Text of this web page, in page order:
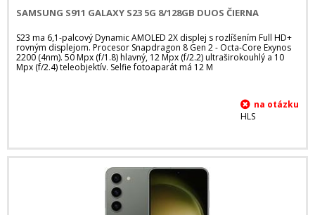
SAMSUNG S911 GALAXY S23 5G 8/128GB DUOS ČIERNA
S23 ma 6,1-palcový Dynamic AMOLED 2X displej s rozlíšením Full HD+
rovným displejom. Procesor Snapdragon 8 Gen 2 - Octa-Core Exynos
2200 (4nm). 50 Mpx (f/1.8) hlavný, 12 Mpx (f/2.2) ultraširokouhlý a 10
Mpx (f/2.4) teleobjektív. Selfie fotoaparát má 12 M
HLS